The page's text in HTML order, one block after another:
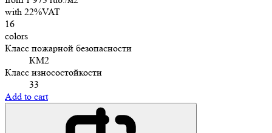
with 22%VAT
16
colors
Класс пожарной безопасности
КМ2
Класс износостойкости
33
Add to cart